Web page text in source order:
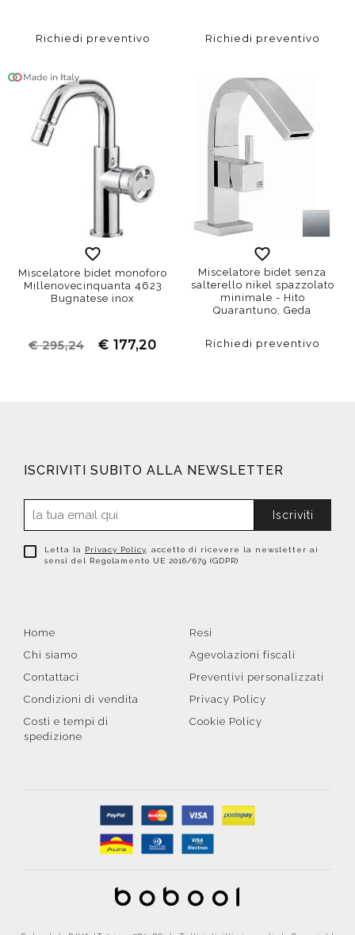
Richiedi preventivo Richiedi preventivo
Miscelatore bidet monoforo
Millenovecinquanta 4623
Bugnatese inox
€ 295,24 € 177,20
Miscelatore bidet senza
salterello nikel spazzolato
minimale - Hito
Quarantuno, Geda
Richiedi preventivo
ISCRIVITI SUBITO ALLA NEWSLETTER
Iscriviti
Letta la Privacy Policy , accetto di ricevere la newsletter ai
sensi del Regolamento UE 2016/679 (GDPR)
Home
Chi siamo
Contattaci
Condizioni di vendita
Costi e tempi di
spedizione
Resi
Agevolazioni fiscali
Preventivi personalizzati
Privacy Policy
Cookie Policy